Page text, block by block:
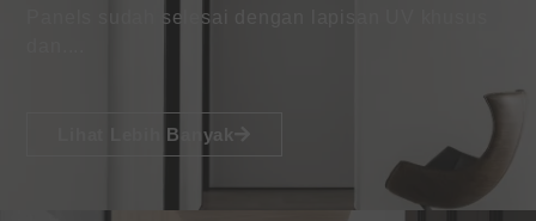
Panels sudah selesai dengan lapisan UV khusus
Lihat Lebih Banyak